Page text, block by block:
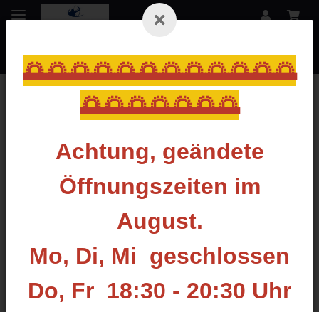
🌅🌅🌅🌅🌅🌅🌅🌅🌅🌅🌅🌅
🌅🌅🌅🌅🌅🌅🌅
Achtung, geändete
Öffnungszeiten im
August.
Mo, Di, Mi geschlossen
Do, Fr 18:30 - 20:30 Uhr
Zurück zur Liste Gewichte